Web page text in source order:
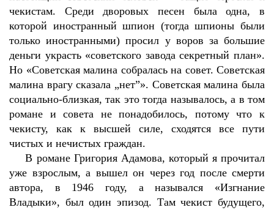
чекистам. Среди дворовых песен была одна, в
которой иностранный шпион (тогда шпионы были
только иностранными) просил у воров за большие
деньги украсть «советского завода секретный план».
Но «Советская малина собралась на совет. Советская
малина врагу сказала „нет”». Советская малина была
социально-близкая, так это тогда называлось, а в том
романе и совета не понадобилось, потому что к
чекисту, как к высшей силе, сходятся все пути
чистых и нечистых граждан.
В романе Григория Адамова, который я прочитал
уже взрослым, а вышел он через год после смерти
автора, в 1946 году, а назывался «Изгнание
Владыки», был один эпизод. Там чекист будущего,